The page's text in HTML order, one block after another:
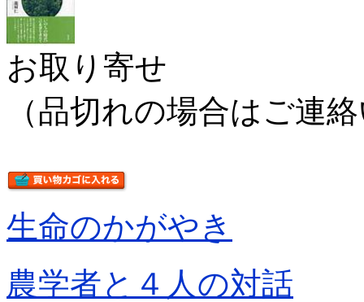
お取り寄せ
（品切れの場合はご連
生命のかがやき
農学者と４人の対話